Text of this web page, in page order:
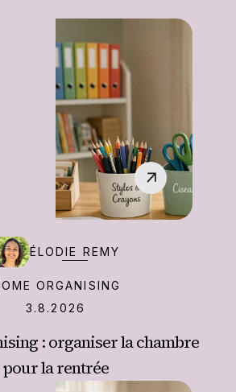
ORGANISING
3.8.2026
‍ÉLODIE REMY
: organiser la chambre
pour la rentrée